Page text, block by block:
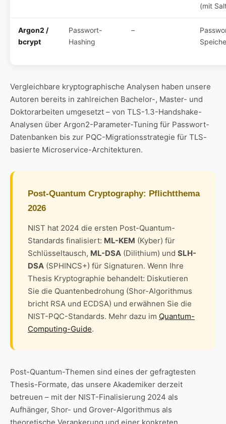
(mit
Argon2 /
bcrypt
Passwort-
Hashing
–
Vergleichbare kryptographische Analysen haben unsere
Autoren bereits in zahlreichen Bachelor-, Master- und
Doktorarbeiten umgesetzt – von TLS-1.3-Handshake-
Analysen über Argon2-Parameter-Tuning für Passwort-
Datenbanken bis zur PQC-Migrationsstrategie für TLS-
basierte Microservice-Architekturen.
Post-Quantum Cryptography: Pflichtthema
2026
NIST hat 2024 die ersten Post-Quantum-
Standards finalisiert: ML-KEM (Kyber) für
Schlüsseltausch, ML-DSA (Dilithium) und SLH-
DSA (SPHINCS+) für Signaturen. Wenn Ihre
Thesis Kryptographie behandelt: Diskutieren
Sie die Quantenbedrohung (Shor-Algorithmus
bricht RSA und ECDSA) und erwähnen Sie die
NIST-PQC-Standards. Mehr dazu im Quantum-
Computing-Guide.
Post-Quantum-Themen sind eines der gefragtesten
Thesis-Formate, das unsere Akademiker derzeit
betreuen – mit der NIST-Finalisierung 2024 als
Aufhänger, Shor- und Grover-Algorithmus als
theoretische Verankerung und einer konkreten